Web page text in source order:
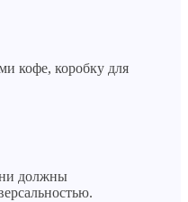
кофе, коробку для
должны